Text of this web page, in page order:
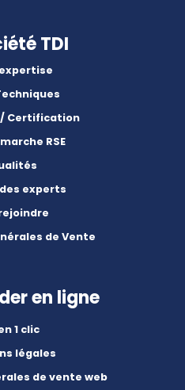
TDI
Certification
RSE
experts
de Vente
en ligne
1 clic
légales
de vente web